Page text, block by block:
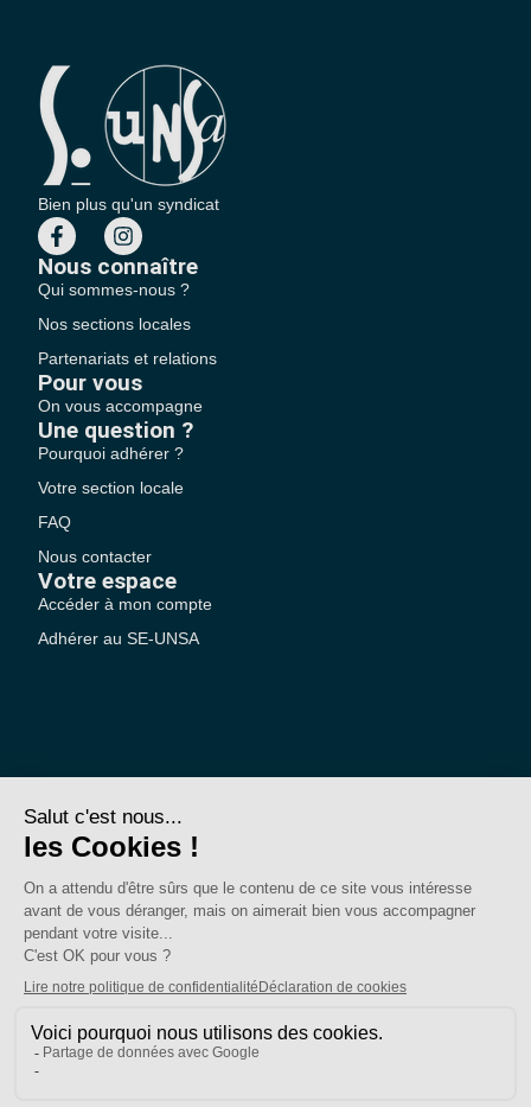
Bien plus qu'un syndicat
Nous connaître
Qui sommes-nous ?
Nos sections locales
Partenariats et relations
Pour vous
On vous accompagne
Une question ?
Pourquoi adhérer ?
Votre section locale
FAQ
Nous contacter
Votre espace
Accéder à mon compte
Adhérer au SE-UNSA
SE-Unsa est un syndicat de l’UNSA
Politique de confidentialité